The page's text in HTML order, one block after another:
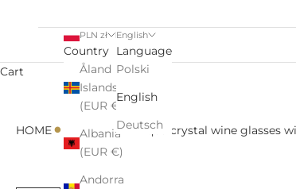
PLN zł
Country
Åland
Islands
(EUR €)
Albania
(EUR €)
Andorra
English
Language
Polski
English
Deutsch
Cart
HOME• •Kalatina Aqua crystal wine glasses